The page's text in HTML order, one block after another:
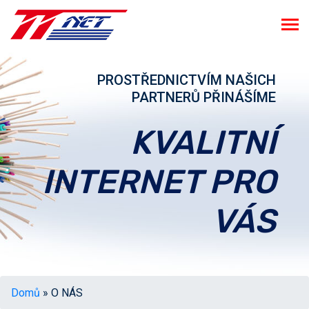
PROSTŘEDNICTVÍM NAŠICH
PARTNERŮ PŘINÁŠÍME
KVALITNÍ
INTERNET PRO
VÁS
Domů » O NÁS